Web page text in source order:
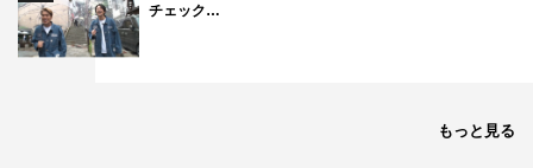
チェック…
もっと見る